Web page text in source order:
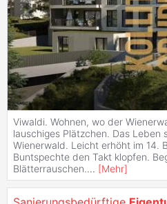
Viwaldi. Wohnen, wo der
lauschiges Plätzchen. Das Leben
Wienerwald. Leicht erhöht im 14.
Buntspechte den Takt klopfen.
Blätterrauschen.... [Mehr]